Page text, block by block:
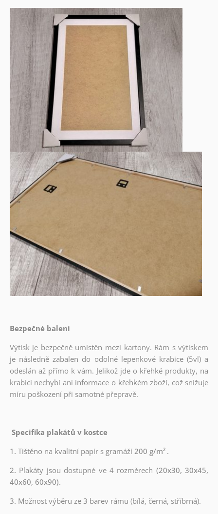
Bezpečné balení
Výtisk je bezpečně umístěn mezi kartony. Rám s výtiskem
je následně zabalen do odolné lepenkové krabice (5vl) a
odeslán až přímo k vám. Jelikož jde o křehké produkty, na
krabici nechybí ani informace o křehkém zboží, což snižuje
míru poškození při samotné přepravě.
Specifika plakátů v kostce
1. Tištěno na kvalitní papír s gramáží200 g/m² .
2. Plakáty jsou dostupné ve 4 rozměrech (20x30, 30x45,
40x60, 60x90).
3. Možnost výběru ze 3 barev rámu (bílá, černá, stříbrná).